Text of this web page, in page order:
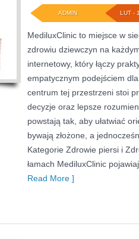
LUT -
ADMIN
MediluxClinic to miejsce w
zdrowiu dziewczyn na
internetowy, który łączy
empatycznym podejściem
centrum tej przestrzeni stoi
decyzje oraz lepsze
powstają tak, aby ułatwiać
bywają złożone, a
Kategorie Zdrowie piersi i
łamach MediluxClinic
Read More ]